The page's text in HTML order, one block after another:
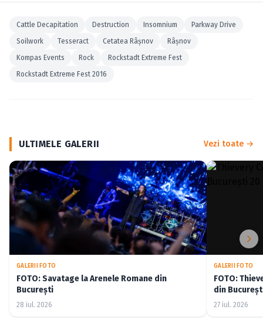
Cattle Decapitation Destruction Insomnium
Parkway Drive
Soilwork
Tesseract Cetatea Râşnov
Râşnov
Kompas Events
Rock
Rockstadt Extreme Fest
Rockstadt Extreme Fest 2016
ULTIMELE GALERII Vezi toate →
GALERII FOTO
FOTO: Savatage la Arenele Romane din
București
28 iul. 2026
GALERII FOTO
FOTO:
din
27 iul. 2026